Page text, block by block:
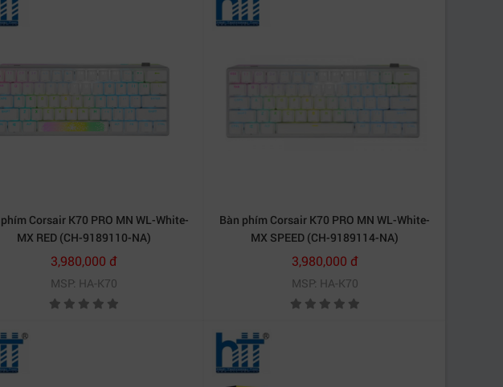
mái yên tâm sử dụng trong thời gian dài mà không hề bị ảnh
Corsair K70 PRO MN WL-White-
MX RED (CH-9189110-NA)
3,980,000 đ
MSP: HA-K70
Bàn phím Corsair K70 PRO MN WL-White-
MX SPEED (CH-9189114-NA)
3,980,000 đ
MSP: HA-K70